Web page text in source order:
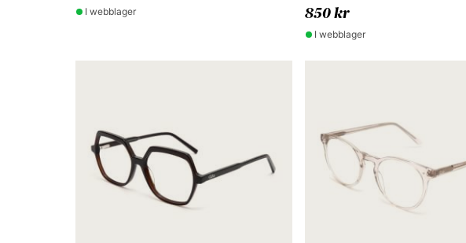
I webblager 850 kr
I webblager